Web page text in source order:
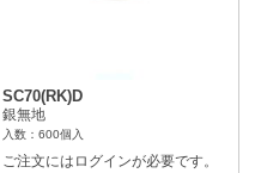
SC70(RK)D
銀無地
入数：600個入
ご注文にはログインが必要です。